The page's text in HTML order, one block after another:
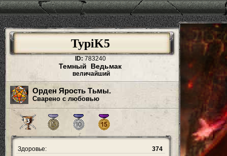
TypiK5
ID: 783240
Темный Ведьмак
величайший
Орден Ярость Тьмы.
Сварено с любовью
Здоровье:
374